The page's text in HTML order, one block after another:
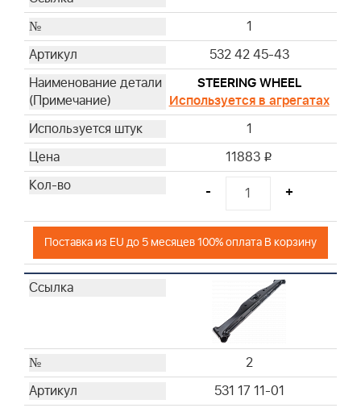
35
45
58
59
60
64
66
67
71
1
532 42 45-43
STEERING WHEEL
Используется в агрегатах
1
11883 i
- +
Поставка из EU до 5 месяцев 100% оплата В корзину
2
531 17 11-01